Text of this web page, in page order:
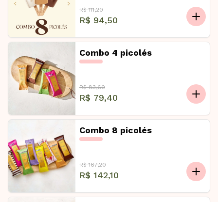
R$ 111,20
R$ 94,50
Combo 4 picolés
R$ 83,60
R$ 79,40
Combo 8 picolés
R$ 167,20
R$ 142,10